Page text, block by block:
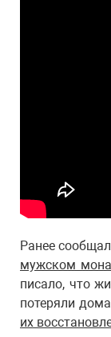
Ранее
мужском
писало, что
потеряли
их